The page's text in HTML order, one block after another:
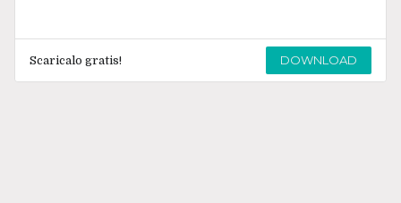
Scaricalo gratis! DOWNLOAD